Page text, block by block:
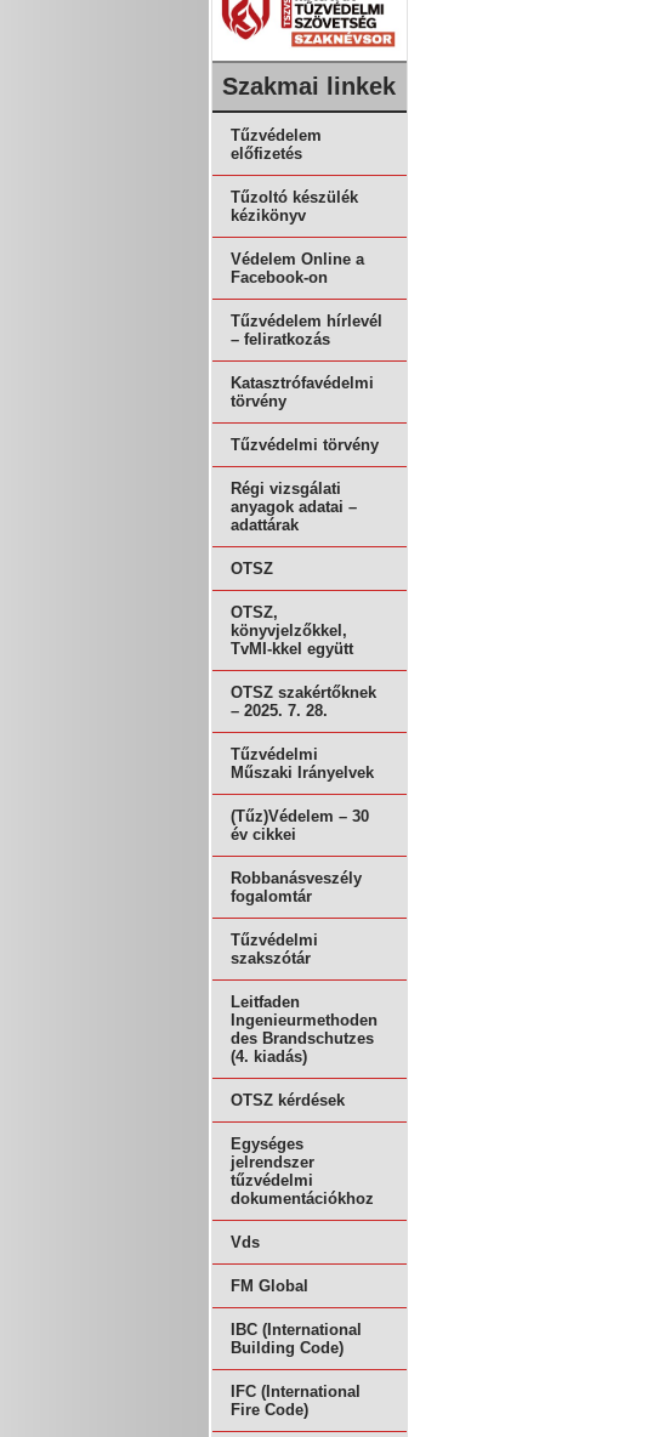
Szakmai linkek
Tűzvédelem
előfizetés
Tűzoltó készülék
kézikönyv
Védelem Online a
Facebook-on
Tűzvédelem hírlevél
– feliratkozás
Katasztrófavédelmi
törvény
Tűzvédelmi törvény
Régi vizsgálati
anyagok adatai –
adattárak
OTSZ
OTSZ,
könyvjelzőkkel,
TvMI-kkel együtt
OTSZ szakértőknek
– 2025. 7. 28.
Tűzvédelmi
Műszaki Irányelvek
(Tűz)Védelem – 30
év cikkei
Robbanásveszély
fogalomtár
Tűzvédelmi
szakszótár
Leitfaden
Ingenieurmethoden
des Brandschutzes
(4. kiadás)
OTSZ kérdések
Egységes
jelrendszer
tűzvédelmi
dokumentációkhoz
Vds
FM Global
IBC (International
Building Code)
IFC (International
Fire Code)